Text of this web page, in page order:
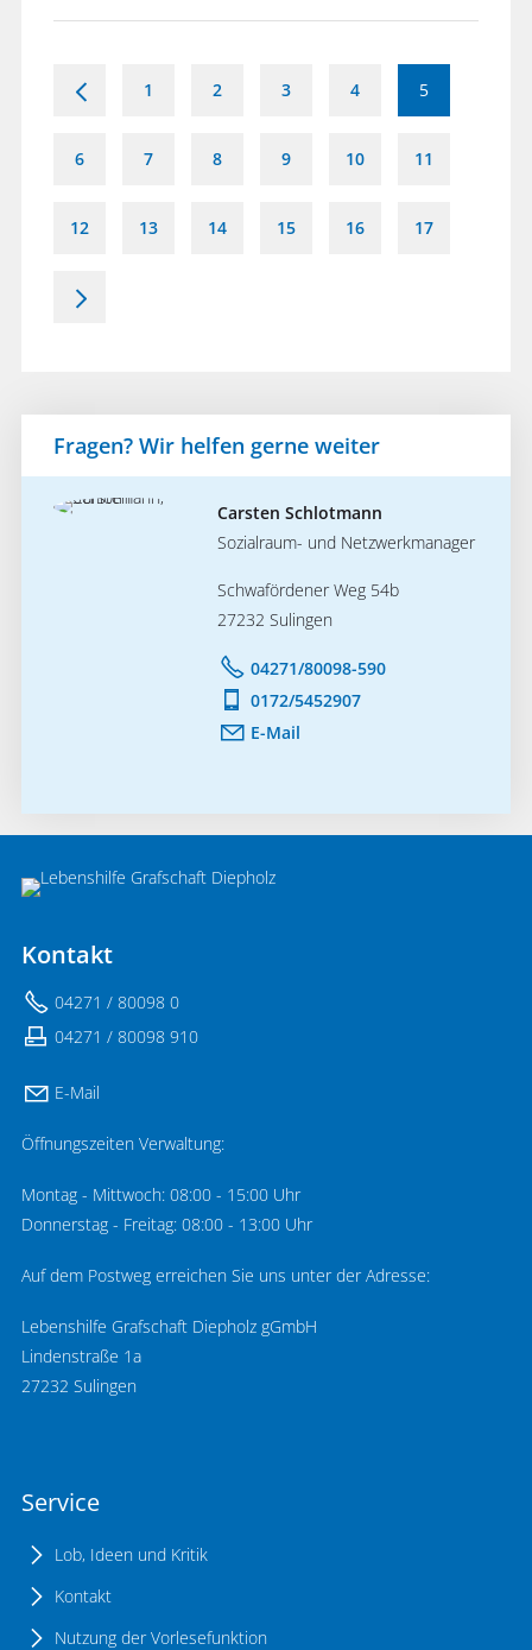
< 1 2 3 4 5
6 7 8 9 10 11
12 13 14 15 16 17
>
Fragen? Wir helfen gerne weiter
Carsten Schlotmann
Sozialraum- und Netzwerkmanager
Schwafördener Weg 54b
27232 Sulingen
04271/80098-590
0172/5452907
E-Mail
Kontakt
04271 / 80098 0
04271 / 80098 910
E-Mail
Öffnungszeiten Verwaltung:
Montag - Mittwoch: 08:00 - 15:00 Uhr
Donnerstag - Freitag: 08:00 - 13:00 Uhr
Auf dem Postweg erreichen Sie uns unter der Adresse:
Lebenshilfe Grafschaft Diepholz gGmbH
Lindenstraße 1a
27232 Sulingen
Service
Lob, Ideen und Kritik
Kontakt
Nutzung der Vorlesefunktion